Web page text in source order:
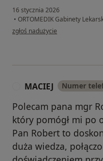
16 stycznia 2026
• ORTOMEDIK Gabinety
w opinii użytkownika Adam
zgłoś nadużycie
MACIEJ Numer
Polecam pana mgr
który pomógł mi po
Pan Robert to
duża wiedza,